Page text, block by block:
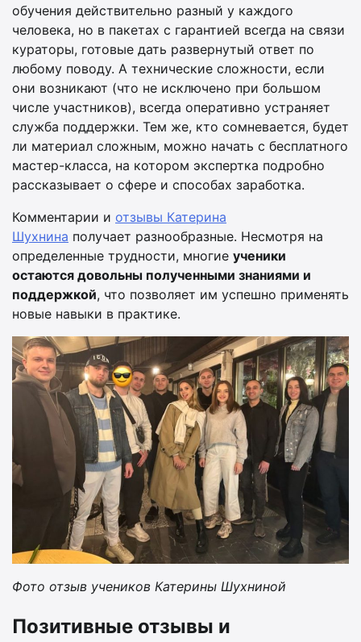
обучения действительно разный у каждого
человека, но в пакетах с гарантией всегда на связи
кураторы, готовые дать развернутый ответ по
любому поводу. А технические сложности, если
они возникают (что не исключено при большом
числе участников), всегда оперативно устраняет
служба поддержки. Тем же, кто сомневается, будет
ли материал сложным, можно начать с бесплатного
мастер-класса, на котором экспертка подробно
рассказывает о сфере и способах заработка.
Комментарии и отзывы Катерина
Шухнина получает разнообразные. Несмотря на
определенные трудности, многие ученики
остаются довольны полученными знаниями и
поддержкой, что позволяет им успешно применять
новые навыки в практике.
Фото отзыв учеников Катерины Шухниной
Позитивные отзывы и